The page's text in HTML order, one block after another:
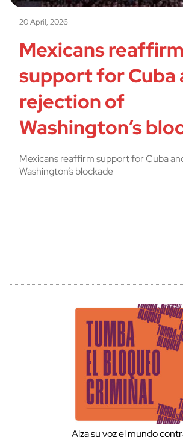
20 April, 2026
Mexicans reaffirm
support for Cuba
rejection of
Washington’s
Mexicans reaffirm support for Cuba
Washington’s blockade
Alza su voz el mundo